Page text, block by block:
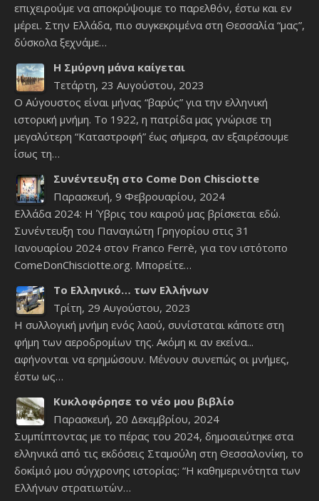
επιχειρούμε να αποκρύψουμε το παρελθόν, έστω και εν
μέρει. Στην Ελλάδα, πιο συγκεκριμένα στη Θεσσαλία “μας”,
δύσκολα ξεχνάμε…
Η Σμύρνη μάνα καίγεται
Τετάρτη, 23 Αυγούστου, 2023
Ο Αύγουστος είναι μήνας “βαρύς” για την ελληνική
ιστορική μνήμη. Το 1922, η πατρίδα μας γνώρισε τη
μεγαλύτερη “Καταστροφή” έως σήμερα, αν εξαιρέσουμε
ίσως τη…
Συνέντευξη στο Come Don Chisciotte
Παρασκευή, 9 Φεβρουαρίου, 2024
Ελλάδα 2024: Η Ύβρις του καιρού μας βρίσκεται εδώ.
Συνέντευξη του Παναγιώτη Γρηγορίου στις 31
Ιανουαρίου 2024 στον Franco Ferrè, για τον ιστότοπο
ComeDonChisciotte.org. Μπορείτε…
Το Ελληνικό… των Ελλήνων
Τρίτη, 29 Αυγούστου, 2023
Η συλλογική μνήμη ενός λαού, συνίσταται κάποτε στη
φήμη των αεροδρομίων της. Ακόμη κι αν εκείνα...
αφήνονται να ερημώσουν. Μένουν συνεπώς οι μνήμες,
έστω ως…
Κυκλοφόρησε το νέο μου βιβλίο
Παρασκευή, 20 Δεκεμβρίου, 2024
Συμπίπτοντας με το πέρας του 2024, δημοσιεύτηκε στα
ελληνικά από τις εκδόσεις Σταμούλη στη Θεσσαλονίκη, το
δοκίμιό μου σύγχρονης ιστορίας: “Η καθημερινότητα των
Ελλήνων στρατιωτών…